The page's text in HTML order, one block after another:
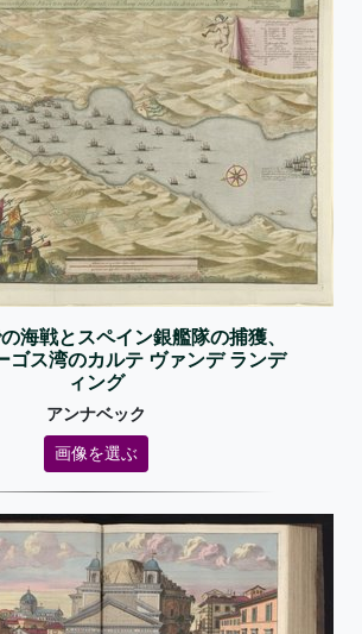
海戦とスペイン銀艦隊の捕獲、
ゴス湾のカルテ ヴァンデ ランデ
ィング
アンナベック
画像を選ぶ